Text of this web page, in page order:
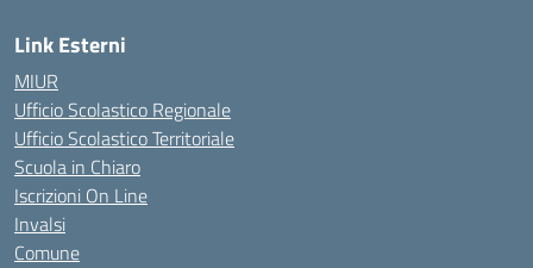
Link Esterni
MIUR
Ufficio Scolastico Regionale
Ufficio Scolastico Territoriale
Scuola in Chiaro
Iscrizioni On Line
Invalsi
Comune